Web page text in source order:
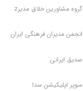
گروه مشاورین خلاق مدیرz
انجمن مدیران فرهنگی ایران
صدیق ایرانی
سوپر اپلیکیشن سدا